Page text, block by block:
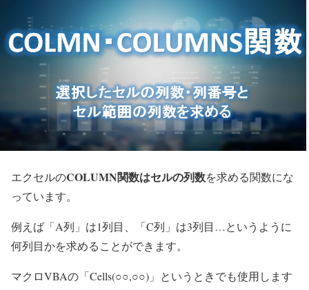
エクセルのCOLUMN関数はセルの列数を求める関数にな
っています。
例えば「A列」は1列目、「C列」は3列目…というように
何列目かを求めることができます。
マクロVBAの「Cells(○○,○○)」というときでも使用します